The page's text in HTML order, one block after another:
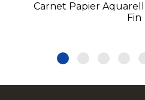
Carnet Papier
Fin